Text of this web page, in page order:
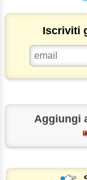
Iscriviti
Aggiungi